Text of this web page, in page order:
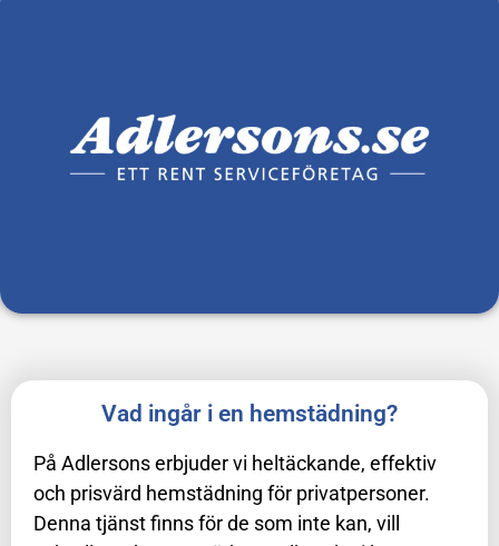
Vad ingår i en hemstädning?
På Adlersons erbjuder vi heltäckande, effektiv
och prisvärd hemstädning för privatpersoner.
Denna tjänst finns för de som inte kan, vill